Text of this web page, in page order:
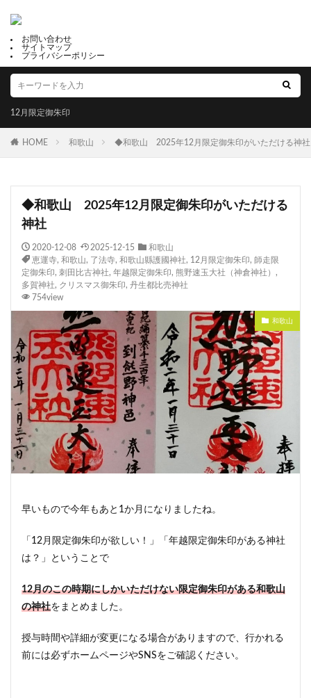
お問い合わせ
サイトマップ
プライバシーポリシー
12月限定御朱印
HOME 和歌山 ◆和歌山 2025年12月限定御朱印がいただける神社
◆和歌山 2025年12月限定御朱印がいただける
神社
2020-12-08 2025-12-15
和歌山
恵運寺, 和歌山, 了法寺, 和歌山縣護國神社, 12月限定御朱印, 師走限
定御朱印, 刺田比古神社, 年越限定御朱印, 熊野速玉大社（神倉神社） ,
多賀神社, クリスマス御朱印, 丹生都比売神社
754view
和歌山
早いもので今年もあと1か月になりましたね。
「12月限定御朱印が欲しい！」「年越限定御朱印がある神社
は？」ということで
12月のこの時期にしかいただけない限定御朱印がある和歌山
の神社をまとめました。
授与時間や詳細が変更になる場合がありますので、行かれる
前には必ずホームページやSNSをご確認ください。